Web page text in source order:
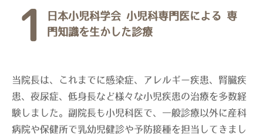
1 日本小児科学会 小児科専門医による
門知識を生かした診療
当院長は、これまでに感染症、アレルギー疾患、腎臓疾
患、夜尿症、低身長など様々な小児疾患の治療を多数経
験しました。副院長も小児科医で、一般診療以外に産科
病院や保健所で乳幼児健診や予防接種を担当してきまし